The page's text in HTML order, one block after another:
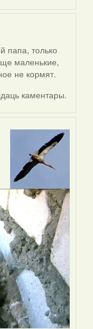
папа, только
маленькие,
не кормят.
каментары.